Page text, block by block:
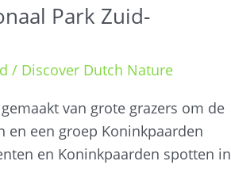
Park Zuid-
/ Discover Dutch Nature
van grote grazers om de
en een groep Koninkpaarden
en Koninkpaarden spotten in